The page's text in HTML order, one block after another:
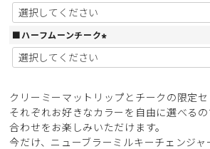
)
■ハーフムーンチーク
クリーミーマットリップとチークの限定セ
それぞれお好きなカラーを自由に選べる
合わせをお楽しみいただけます。
今だけ、ニューブラーミルキーチェンジャ